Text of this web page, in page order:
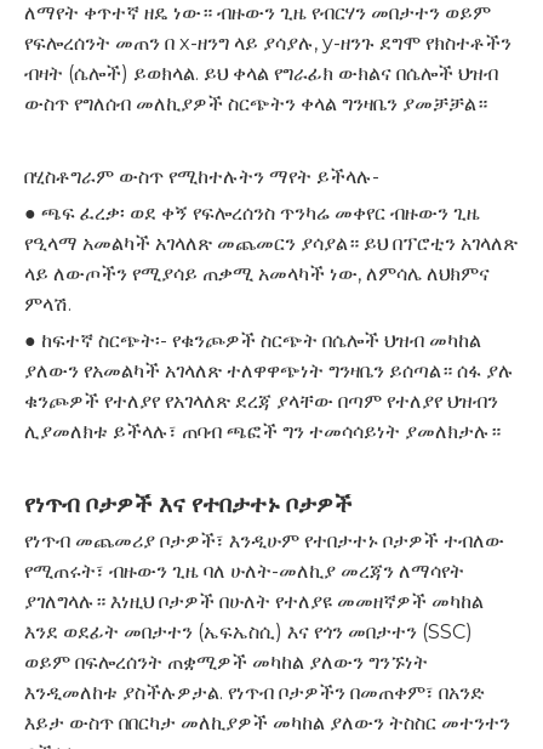
ለማየት ቀጥተኛ ዘዴ ነው። ብዙውን ጊዜ የብርሃን መበታተን ወይም
የፍሎረሰንት መጠን በ x-ዘንግ ላይ ያሳያሉ, y-ዘንጉ ደግሞ የክስተቶችን
ብዛት (ሴሎች) ይወክላል. ይህ ቀላል የግራፊክ ውክልና በሴሎች ህዝብ
ውስጥ የግለሰብ መለኪያዎች ስርጭትን ቀላል ግንዛቤን ያመቻቻል።
በሂስቶግራም ውስጥ የሚከተሉትን ማየት ይችላሉ-
● ጫፍ ፈረቃ፡ ወደ ቀኝ የፍሎረሰንስ ጥንካሬ መቀየር ብዙውን ጊዜ
የዒላማ አመልካች አገላለጽ መጨመርን ያሳያል። ይህ በፕሮቲን አገላለጽ
ላይ ለውጦችን የሚያሳይ ጠቃሚ አመላካች ነው, ለምሳሌ ለህክምና
ምላሽ.
● ከፍተኛ ስርጭት፡- የቁንጮዎች ስርጭት በሴሎች ህዝብ መካከል
ያለውን የአመልካች አገላለጽ ተለዋዋጭነት ግንዛቤን ይሰጣል። ሰፋ ያሉ
ቁንጮዎች የተለያየ የአገላለጽ ደረጃ ያላቸው በጣም የተለያየ ህዝብን
ሊያመለክቱ ይችላሉ፣ ጠባብ ጫፎች ግን ተመሳሳይነት ያመለክታሉ።
የነጥብ ቦታዎች እና የተበታተኑ ቦታዎች
የነጥብ መጨመሪያ ቦታዎች፣ እንዲሁም የተበታተኑ ቦታዎች ተብለው
የሚጠሩት፣ ብዙውን ጊዜ ባለ ሁለት-መለኪያ መረጃን ለማሳየት
ያገለግላሉ። እነዚህ ቦታዎች በሁለት የተለያዩ መመዘኛዎች መካከል
እንደ ወደፊት መበታተን (ኤፍኤስሲ) እና የጎን መበታተን (SSC)
ወይም በፍሎረሰንት ጠቋሚዎች መካከል ያለውን ግንኙነት
እንዲመለከቱ ያስችሉዎታል. የነጥብ ቦታዎችን በመጠቀም፣ በአንድ
እይታ ውስጥ በበርካታ መለኪያዎች መካከል ያለውን ትስስር መተንተን